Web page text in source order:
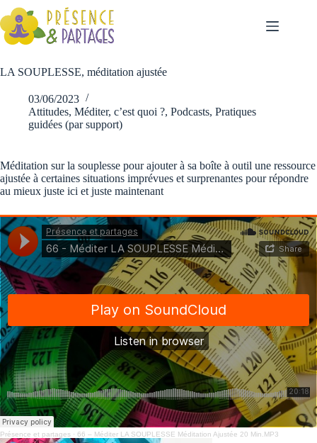
LA SOUPLESSE, méditation ajustée
03/06/2023
Attitudes, Méditer, c’est quoi ?, Podcasts, Pratiques
guidées (par support)
Méditation sur la souplesse pour ajouter à sa boîte à outil une ressource
ajustée à certaines situations imprévues et surprenantes pour répondre
au mieux juste ici et juste maintenant
Présence et partages · 66 – Méditer LA SOUPLESSE Méditation Ajustée 20 Min.MP3